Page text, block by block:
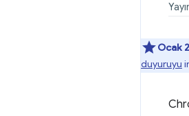
Ocak
duyuruyu